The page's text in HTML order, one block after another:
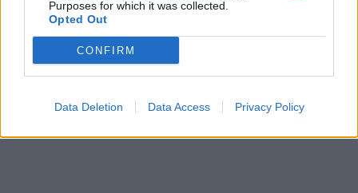
Purposes for which it was collected.
Opted Out
CONFIRM
Data Deletion Data Access Privacy Policy
Paroles + Traduction Téléchargement
Commentaires
Dire «merci» pour cette traduction Corriger une erreur